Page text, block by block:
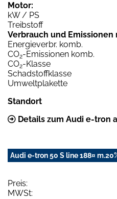
Motor:
kW / PS
Treibstoff
Verbrauch und Emissionen
Energieverbr. komb.
CO2-Emissionen komb.
CO2-Klasse
Schadstoffklasse
Umweltplakette
Standort
Details zum Audi e-tron
Audi e-tron 50 S line 188¤
Preis:
MWSt: